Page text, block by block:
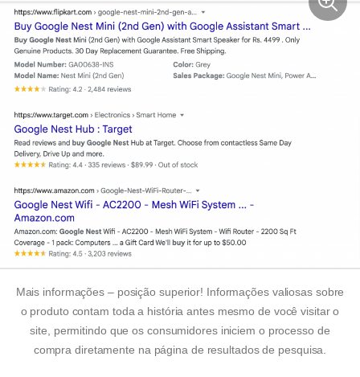
Mais informações – posição superior! Informações valiosas sobre
o produto contam toda a história antes mesmo de você visitar o
site, permitindo que os consumidores iniciem o processo de
compra diretamente na página de resultados de pesquisa.